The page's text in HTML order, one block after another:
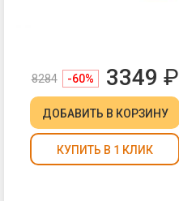
8284 -60% 3349 ₽
ДОБАВИТЬ В КОРЗИНУ
КУПИТЬ В 1 КЛИК